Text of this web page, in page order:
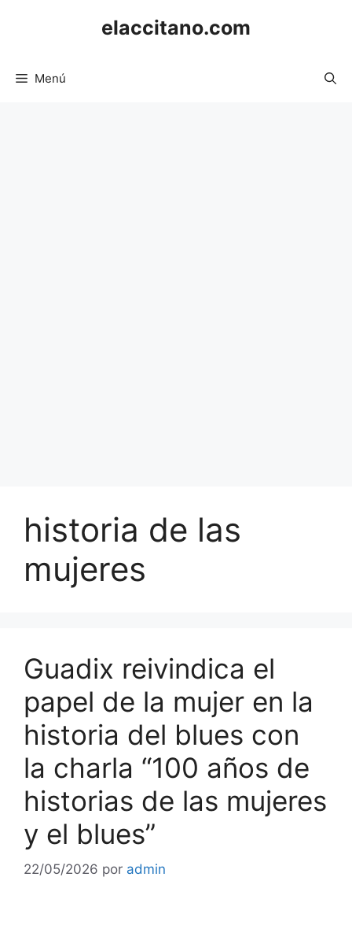
elaccitano.com
Menú
historia de las
mujeres
Guadix reivindica el
papel de la mujer en la
historia del blues con
la charla “100 años de
historias de las mujeres
y el blues”
22/05/2026 por admin